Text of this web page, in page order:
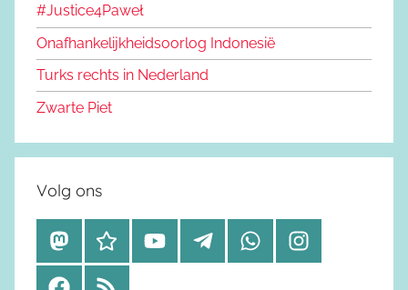
#Justice4Paweł
Onafhankelijkheidsoorlog Indonesië
Turks rechts in Nederland
Zwarte Piet
Volg ons
M
a
B
l
Y
o
T
e
W
h
I
n
F
R